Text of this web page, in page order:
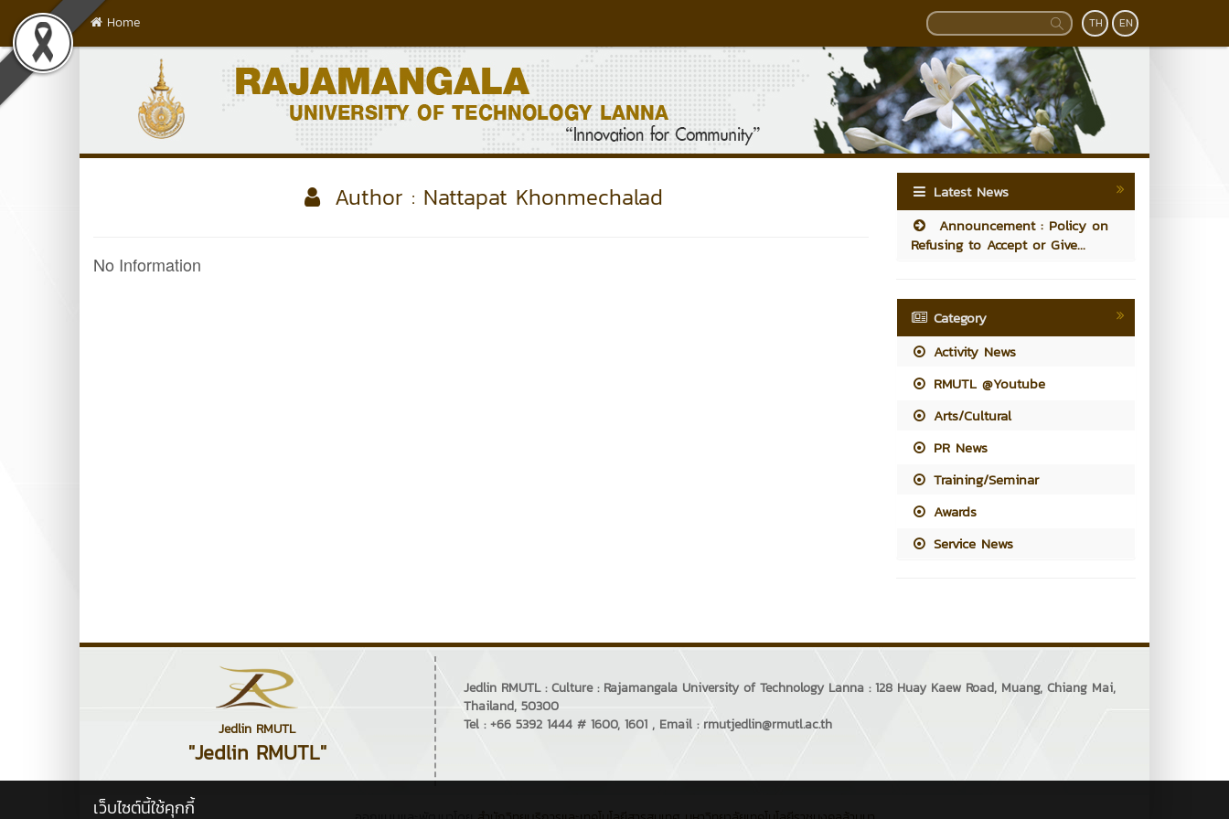
Home TH EN
Author : Nattapat Khonmechalad
No Information
Latest News
Announcement : Policy on
Refusing to Accept or Give...
Category
Activity News
RMUTL @Youtube
Arts/Cultural
PR News
Training/Seminar
Awards
Service News
Jedlin RMUTL
"Jedlin RMUTL"
Jedlin RMUTL : Culture : Rajamangala University of Technology Lanna : 128 Huay Kaew Road, Muang, Chiang Mai,
Thailand, 50300
Tel : +66 5392 1444 # 1600, 1601 , Email : rmutjedlin@rmutl.ac.th
เว็บไซต์นี้ใช้คุกกี้